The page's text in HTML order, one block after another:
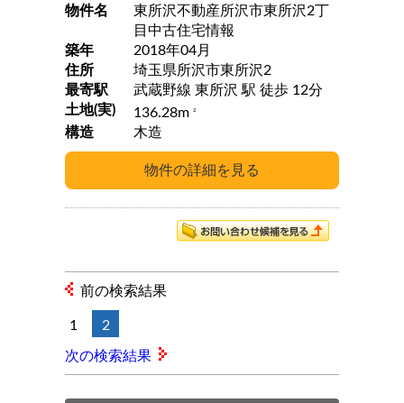
物件名
東所沢不動産所沢市東所沢2丁
目中古住宅情報
築年
2018年04月
住所
埼玉県所沢市東所沢2
最寄駅
武蔵野線 東所沢 駅 徒歩 12分
土地(実)
136.28m 2
構造 木造
前の検索結果
1 2
次の検索結果